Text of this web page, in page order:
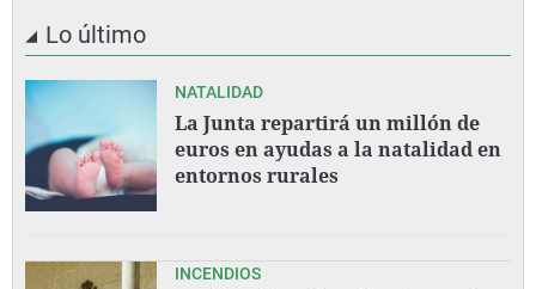
Lo último
NATALIDAD
La Junta repartirá un millón de
euros en ayudas a la natalidad en
entornos rurales
INCENDIOS